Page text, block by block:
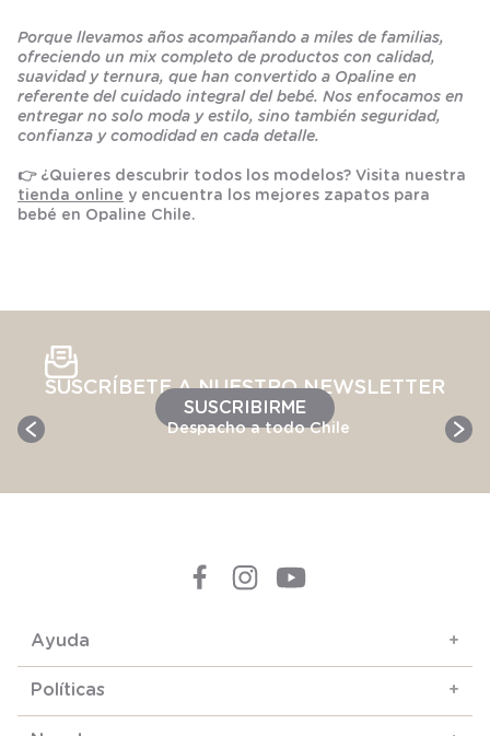
Porque llevamos años acompañando a miles de familias,
ofreciendo un mix completo de productos con calidad,
suavidad y ternura, que han convertido a Opaline en
referente del cuidado integral del bebé. Nos enfocamos en
entregar no solo moda y estilo, sino también seguridad,
confianza y comodidad en cada detalle.
👉 ¿Quieres descubrir todos los modelos? Visita nuestra
tienda online y encuentra los mejores zapatos para
bebé en Opaline Chile.
SUSCRÍBETE A NUESTRO NEWSLETTER
SUSCRIBIRME
Despacho a todo Chile
Ayuda +
Políticas +